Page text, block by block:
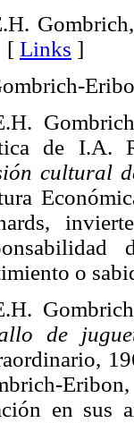
Gombrich,
Links ]
de I.A.
cultural
o
de
en sus